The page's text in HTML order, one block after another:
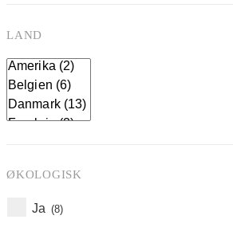
LAND
ØKOLOGISK
Ja (8)